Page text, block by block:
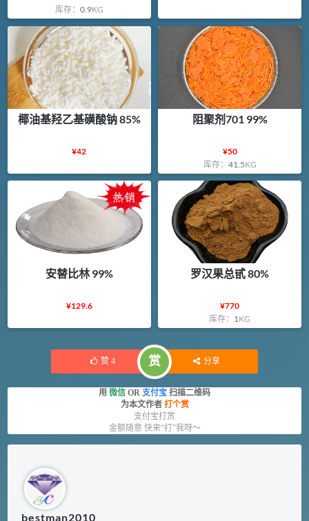
库存： 0.9KG
椰油基羟乙基磺酸钠 85%
¥42
阻聚剂701 99%
¥50
库存： 41.5KG
安替比林 99%
¥129.6
罗汉果总甙 80%
¥770
库存： 1KG
赞 4 赏 分享
用 微信 OR 支付宝 扫描二维码
为本文作者 打个赏
支付宝打赏
金额随意 快来“打”我呀～
bestman2010